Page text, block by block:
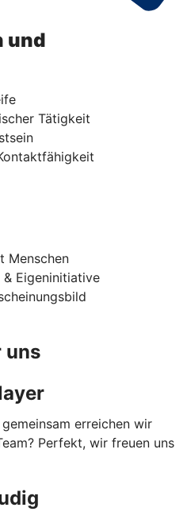
und
Tätigkeit
Menschen
Eigeninitiative
uns
erreichen wir
Perfekt, wir freuen uns